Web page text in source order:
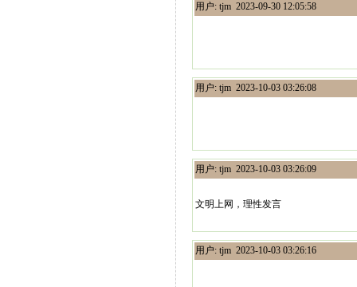
用户: tjm 2023-09-30 12:05:58
用户: tjm 2023-10-03 03:26:08
用户: tjm 2023-10-03 03:26:09
文明上网，理性发言
用户: tjm 2023-10-03 03:26:16